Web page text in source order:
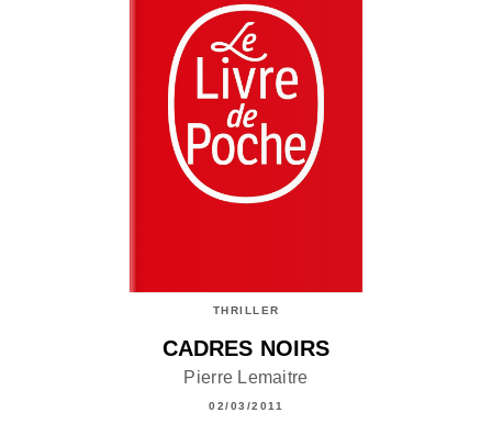
THRILLER
CADRES NOIRS
Pierre Lemaitre
02/03/2011